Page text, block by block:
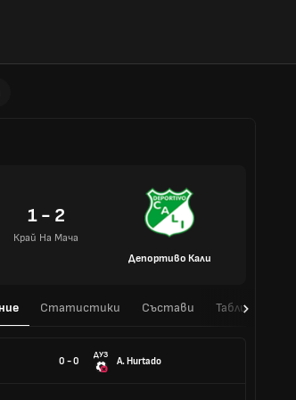
1 - 2
Край На Мача
Депортиво Кали
Статистики Състави Таблица
0 - 0
ДУЗ
A. Hurtado